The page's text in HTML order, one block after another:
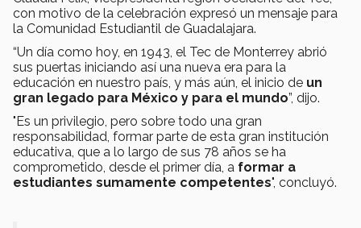
con motivo de la celebración expresó un mensaje para
la Comunidad Estudiantil de Guadalajara.
“Un día como hoy, en 1943, el Tec de Monterrey abrió
sus puertas iniciando así una nueva era para la
educación en nuestro país, y más aún, el inicio de un
gran legado para México y para el mundo”, dijo.
"Es un privilegio, pero sobre todo una gran
responsabilidad, formar parte de esta gran institución
educativa, que a lo largo de sus 78 años se ha
comprometido, desde el primer día, a formar a
estudiantes sumamente competentes", concluyó.